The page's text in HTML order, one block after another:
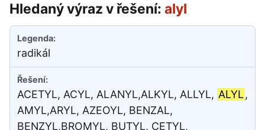
Hledaný výraz v řešení: alyl
radikál
ACETYL, ACYL, ALANYL,ALKYL, ALLYL, ALYL,
AMYL,ARYL, AZEOYL, BENZAL,
BENZYL,BROMYL, BUTYL, CETYL,